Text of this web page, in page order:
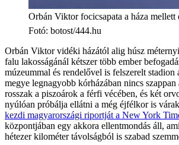
Orbán Viktor focicsapata a háza
Fotó: botost/444.hu
Orbán Viktor vidéki házától alig húsz
falu lakosságánál kétszer több ember
múzeummal és rendelővel is felszerelt stadion
megye legnagyobb kórházában nincs szappan
rosszak a piszoárok a férfi vécében, és két
nyúlóan próbálja ellátni a még éjfélkor is
kezdi magyarországi riportját a New York
központjában egy akkora ellentmondás áll,
hétezer kilométer távolságból is szabad